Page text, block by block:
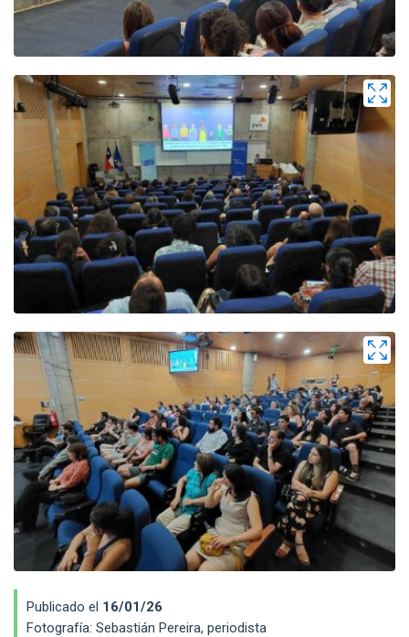
Zoom
Zoom
Publicado el 16/01/26
Fotografía: Sebastián Pereira, periodista